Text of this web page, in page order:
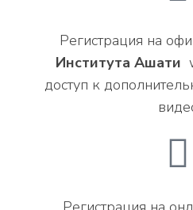
Регистрация на
Института Ашати
доступ к